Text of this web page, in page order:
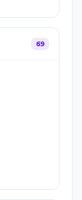
69